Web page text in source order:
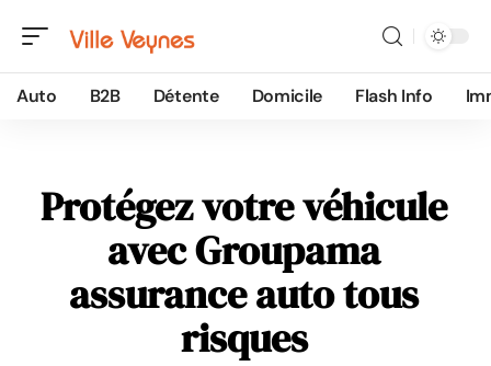
Auto B2B Détente Domicile Flash Info
Protégez votre véhicule
avec Groupama
assurance auto tous
risques